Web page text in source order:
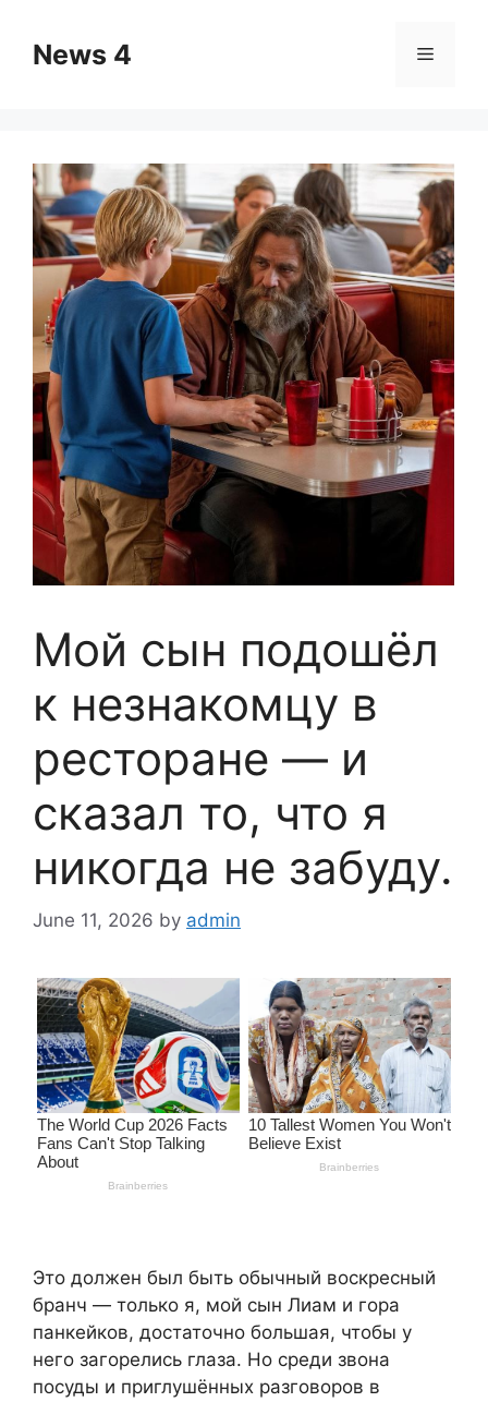
contentNews 4 Menu
Мой сын подошёл
к незнакомцу в
ресторане — и
сказал то, что я
никогда не забуду.
June 11, 2026 by admin
Это должен был быть обычный воскресный
бранч — только я, мой сын Лиам и гора
панкейков, достаточно большая, чтобы у
него загорелись глаза. Но среди звона
посуды и приглушённых разговоров в